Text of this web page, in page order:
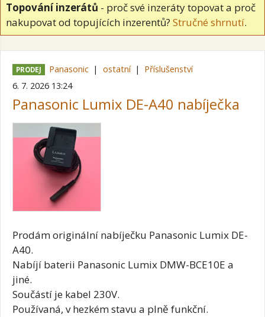
Topování inzerátů - proč své inzeráty topovat a proč
nakupovat od topujících inzerentů? Stručné shrnutí.
PRODEJ Panasonic ostatní
Příslušenství
6. 7. 2026 13:24
Panasonic Lumix DE-A40 nabíječka
Prodám originální nabíječku Panasonic Lumix DE-
A40.
Nabíjí baterii Panasonic Lumix DMW-BCE10E a
jiné.
Součástí je kabel 230V.
Používaná, v hezkém stavu a plně funkční.